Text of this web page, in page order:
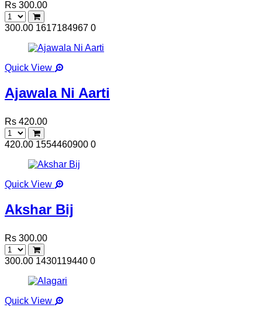
Rs 300.00
300.00 1617184967 0
Quick View
Ajawala Ni Aarti
Rs 420.00
420.00 1554460900 0
Quick View
Akshar Bij
Rs 300.00
300.00 1430119440 0
Quick View